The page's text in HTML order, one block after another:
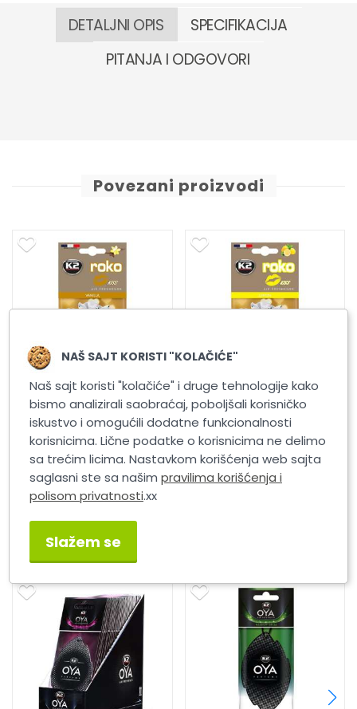
DETALJNI OPIS
SPECIFIKACIJA
PITANJA I ODGOVORI
Povezani proizvodi
Vanila 25g K2 ROKO KISS Limun 25g K2 ROKO
Slični proizvodi
NAŠ SAJT KORISTI "KOLAČIĆE"
Naš sajt koristi "kolačiće" i druge tehnologije kako
bismo analizirali saobraćaj, poboljšali korisničko
iskustvo i omogućili dodatne funkcionalnosti
korisnicima. Lične podatke o korisnicima ne delimo
sa trećim licima. Nastavkom korišćenja web sajta
saglasni ste sa našimpravilima korišćenja i
polisom privatnosti.xx
Slažem se